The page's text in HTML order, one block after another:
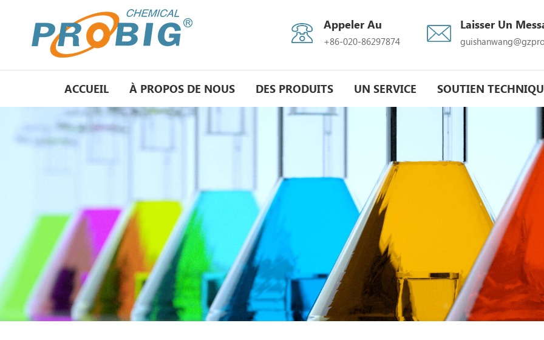
Appeler Au
+86-020-86297874
Laisser Un
ACCUEIL À PROPOS DE NOUS DES PRODUITS UN SERVICE SOUTIEN